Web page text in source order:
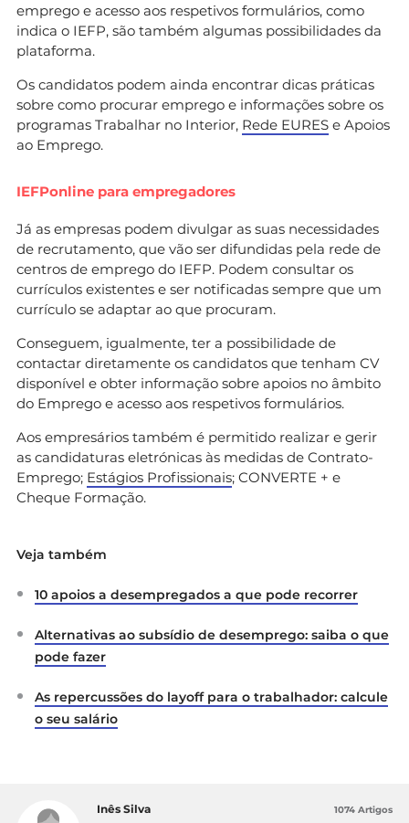
emprego e acesso aos respetivos formulários, como
indica o IEFP, são também algumas possibilidades da
plataforma.
Os candidatos podem ainda encontrar dicas práticas
sobre como procurar emprego e informações sobre os
programas Trabalhar no Interior, Rede EURES e Apoios
ao Emprego.
IEFPonline para empregadores
Já as empresas podem divulgar as suas necessidades
de recrutamento, que vão ser difundidas pela rede de
centros de emprego do IEFP. Podem consultar os
currículos existentes e ser notificadas sempre que um
currículo se adaptar ao que procuram.
Conseguem, igualmente, ter a possibilidade de
contactar diretamente os candidatos que tenham CV
disponível e obter informação sobre apoios no âmbito
do Emprego e acesso aos respetivos formulários.
Aos empresários também é permitido realizar e gerir
as candidaturas eletrónicas às medidas de Contrato-
Emprego; Estágios Profissionais; CONVERTE + e
Cheque Formação.
Veja também
10 apoios a desempregados a que pode recorrer
Alternativas ao subsídio de desemprego: saiba o que
pode fazer
As repercussões do layoff para o trabalhador: calcule
o seu salário
Inês Silva 1074 Artigos